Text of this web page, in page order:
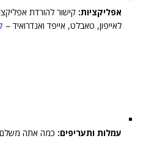
אפליקציות: קישור להורדת
לאייפון, טאבלט, אייפד ואנדרואיד –
עמלות ותעריפים: כמה אתה